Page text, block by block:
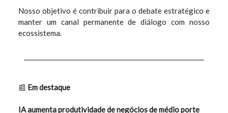
Nosso objetivo é contribuir para o debate estratégico e
manter um canal permanente de diálogo com nosso
ecossistema.
📰 Em destaque
IA aumenta produtividade de negócios de médio porte